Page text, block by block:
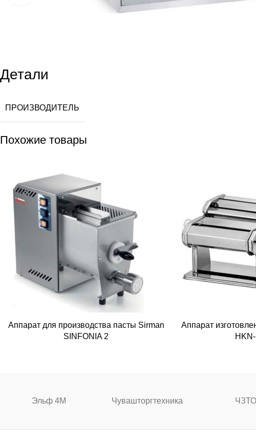
Детали
ПРОИЗВОДИТЕЛЬ
Похожие товары
Аппарат для производства пасты Sirman
SINFONIA 2
Аппарат
Эльф 4М Чувашторгтехника ЧЗТО